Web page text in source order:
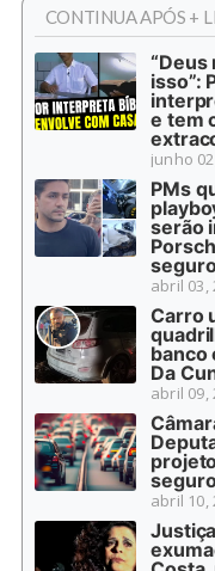
CONTINUA APÓS +
“Deus
isso”:
e tem
junho
PMs
serão
abril 03,
Carro
banco
Da
abril 09,
abril 10,